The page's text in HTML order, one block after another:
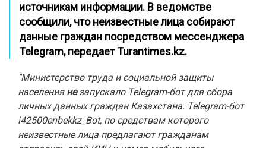
источникам информации. В ведомстве
сообщили, что неизвестные лица собирают
данные граждан посредством мессенджера
Telegram, передаетTurantimes.kz.
"Министерство труда и социальной защиты
населения незапускало Telegram-бот для сбора
личных данных граждан Казахстана. Telegram-бот
i42500enbekkz_Bot, по средствам которого
неизвестные лица предлагают гражданам